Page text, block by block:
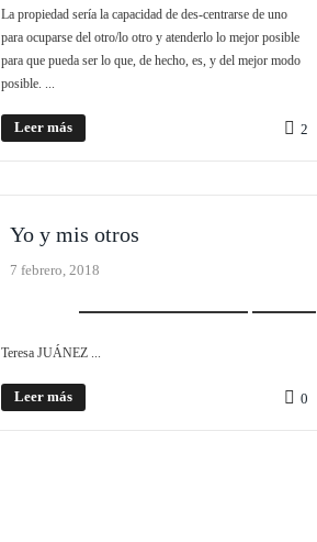
La propiedad sería la capacidad de des-centrarse de uno
para ocuparse del otro/lo otro y atenderlo lo mejor posible
para que pueda ser lo que, de hecho, es, y del mejor modo
posible. ...
Leer más 2
Yo y mis otros
7 febrero, 2018
Teresa JUÁNEZ ...
Leer más 0